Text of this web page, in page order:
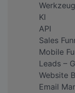
KI
API
Sales
Mobile
Leads –
Website
Email